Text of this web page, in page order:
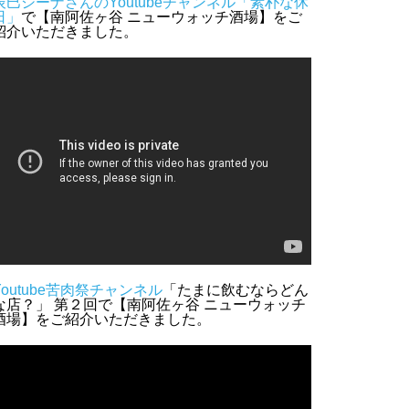
」 で【南阿佐ヶ谷 ニューウォッチ酒場】をご
介いただきました。
苦肉祭チャンネル 「たまに飲むならどん
店？」 第２回で【南阿佐ヶ谷 ニューウォッチ
場】をご紹介いただきました。